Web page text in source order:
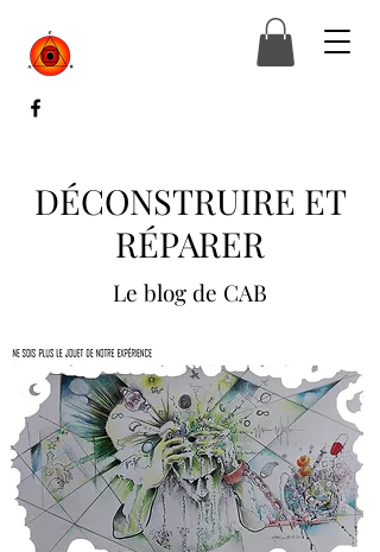
DÉCONSTRUIRE ET
RÉPARER
Le blog de CAB